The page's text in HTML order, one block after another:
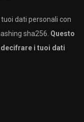
dati personali con
sha256. Questo
i tuoi dati